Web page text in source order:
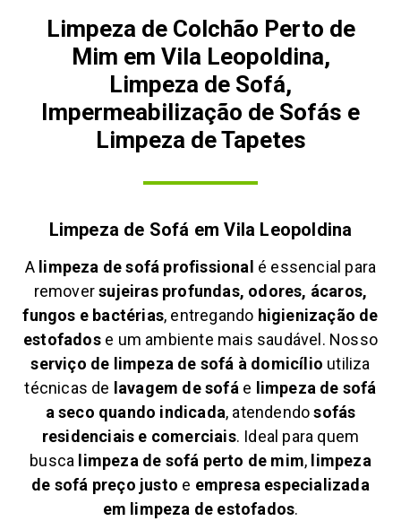
Limpeza de Colchão Perto de
Mim em Vila Leopoldina,
Limpeza de Sofá,
Impermeabilização de Sofás e
Limpeza de Tapetes
Limpeza de Sofá emVila Leopoldina
A limpeza de sofá profissional é essencial para
removersujeiras profundas, odores, ácaros,
fungos e bactérias, entregando higienização de
estofadose um ambiente mais saudável. Nosso
serviço de limpeza de sofá à domicílio utiliza
técnicas de lavagem de sofá e limpeza de sofá
a seco quando indicada, atendendosofás
residenciais e comerciais. Ideal para quem
busca limpeza de sofá perto de mim, limpeza
de sofá preço justo e empresa especializada
em limpeza de estofados.